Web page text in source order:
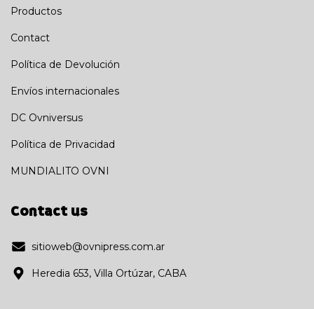
Productos
Contact
Política de Devolución
Envíos internacionales
DC Ovniversus
Política de Privacidad
MUNDIALITO OVNI
Contact us
sitioweb@ovnipress.com.ar
Heredia 653, Villa Ortúzar, CABA